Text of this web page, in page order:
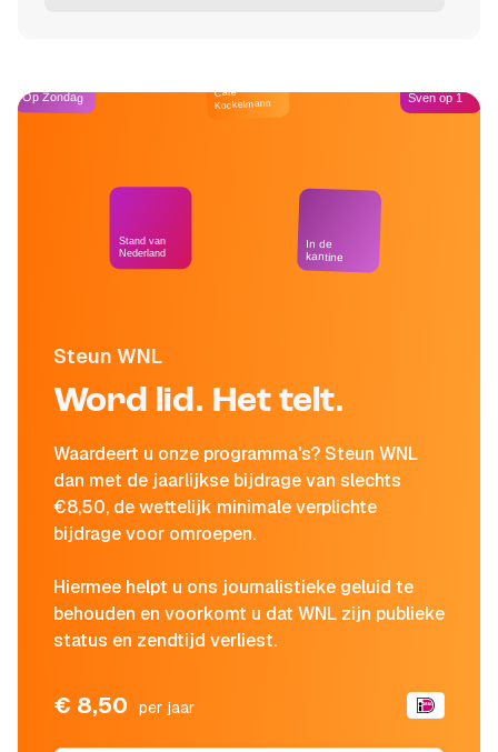
Steun WNL
Word lid. Het telt.
Waardeert u onze programma's? Steun WNL
dan met de jaarlijkse bijdrage van slechts
€8,50, de wettelijk minimale verplichte
bijdrage voor omroepen.
Hiermee helpt u ons journalistieke geluid te
behouden en voorkomt u dat WNL zijn publieke
status en zendtijd verliest.
€ 8,50 per jaar
Op Zondag
Stand van
Nederland
Café
Kockelmann
In de
kantine
Sven op 1